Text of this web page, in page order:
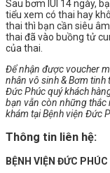
Sau bơm IUI 14 ngày,
tiểu xem có thai hay
thai thì bạn cần siêu
thai đã vào buồng tử
của thai.
Để nhận được voucher
nhân vô sinh & Bơm
Đức Phúc quý khách
bạn vẫn còn những thắc
khám tại Bệnh viện Đức
Thông tin liên hệ:
BỆNH VIỆN ĐỨC PHÚC